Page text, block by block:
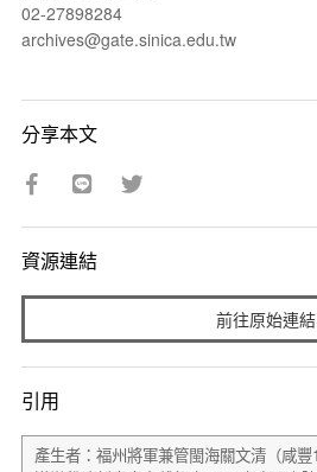
02-27898284
archives@gate.sinica.edu.tw
分享本文
資源連結
前往原始連結
引用